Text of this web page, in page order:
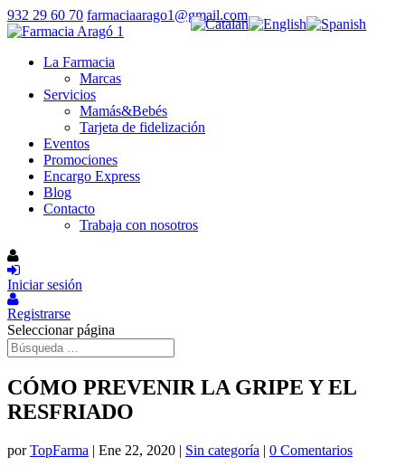
932 29 60 70 farmaciaarago1@gmail.com
La Farmacia
Marcas
Servicios
Mamás&Bebés
Tarjeta de fidelización
Eventos
Promociones
Encargo Express
Blog
Contacto
Trabaja con nosotros
Iniciar sesión
Registrarse
Seleccionar página
CÓMO PREVENIR LA GRIPE Y EL
RESFRIADO
porTopFarma | Ene 22, 2020 | Sin categoría | 0 Comentarios